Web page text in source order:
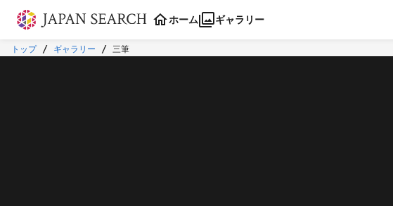
本文に飛ぶ
ホーム ギャラリー
トップ ギャラリー 三筆